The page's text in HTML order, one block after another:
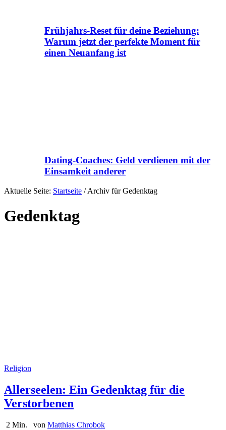
Frühjahrs-Reset für deine Beziehung:
Warum jetzt der perfekte Moment für
einen Neuanfang ist
Dating-Coaches: Geld verdienen mit der
Einsamkeit anderer
Aktuelle Seite: Startseite /Archiv für Gedenktag
Gedenktag
Religion
Allerseelen: Ein Gedenktag für die
Verstorbenen
2 Min. von Matthias Chrobok